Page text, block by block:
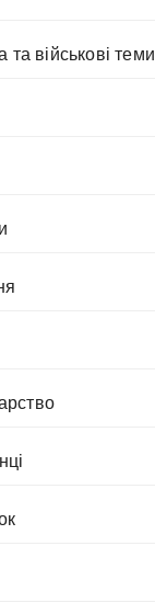
та військові теми